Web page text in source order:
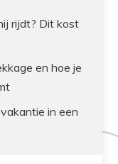
rijdt? Dit kost
en hoe je
in een